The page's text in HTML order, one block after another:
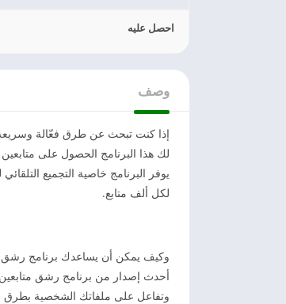
احصل عليه
وصف
إذا كنت تبحث عن طرق فعّالة وسريعة
لك هذا البرنامج الحصول على
يوفر البرنامج خاصية التجميع
لكل ألف متابع.
وكيف يمكن أن يساعدك برنامج رشق
أحدث إصدار من برنامج رشق متابعين
وتفاعل على ملفاتك الشخصية بطرق